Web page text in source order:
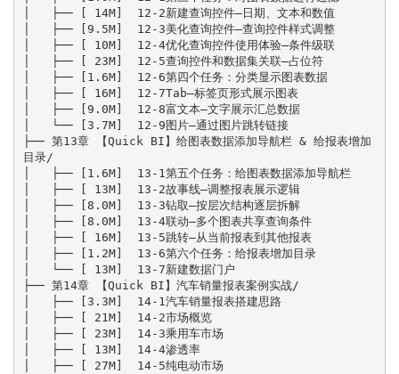
│   ├── [ 14M]  12-2新建查询控件—日期、文本和数值
│   ├── [9.5M]  12-3美化查询控件—查询控件样式调整
│   ├── [ 10M]  12-4优化查询控件使用体验—条件级联
│   ├── [ 23M]  12-5查询控件和数据集关联—占位符
│   ├── [1.6M]  12-6第四个任务：分类显示图表数据
│   ├── [ 16M]  12-7Tab—标签页形式展示图表
│   ├── [9.0M]  12-8富文本—文字展示汇总数据
│   └── [3.7M]  12-9图片—通过图片跳转链接
├── 第13章 【Quick BI】给图表数据添加导航栏 & 给报表增加
目录/
│   ├── [1.6M]  13-1第五个任务：给图表数据添加导航栏
│   ├── [ 13M]  13-2故事线—调整报表展示逻辑
│   ├── [8.0M]  13-3钻取—按层次结构逐层拆解
│   ├── [8.0M]  13-4联动—多个图表共享查询条件
│   ├── [ 16M]  13-5跳转—从当前报表到其他报表
│   ├── [1.2M]  13-6第六个任务：给报表增加目录
│   └── [ 13M]  13-7新建数据门户
├── 第14章 【Quick BI】汽车销量报表案例实战/
│   ├── [3.3M]  14-1汽车销量报表搭建思路
│   ├── [ 21M]  14-2市场概览
│   ├── [ 23M]  14-3乘用车市场
│   ├── [ 13M]  14-4渗透率
│   ├── [ 27M]  14-5纯电动市场